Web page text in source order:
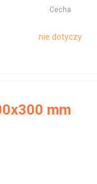
Cecha
nie dotyczy
mm